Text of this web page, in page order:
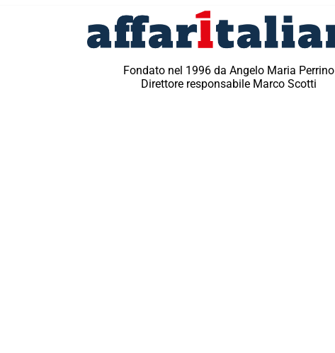
Fondato nel 1996 da Angelo Maria Perrino
Direttore responsabile Marco Scotti